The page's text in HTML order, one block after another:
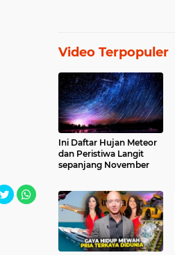
Video Terpopuler
Ini Daftar Hujan Meteor
dan Peristiwa Langit
sepanjang November